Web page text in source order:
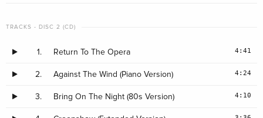
TRACKS - DISC 2 (CD)
1. Return To The Opera 4:41
2. Against The Wind (Piano Version) 4:24
3. Bring On The Night (80s Version) 4:10